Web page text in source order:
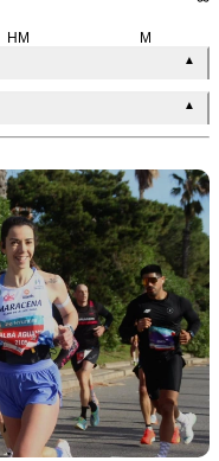
HM M
▲
▲